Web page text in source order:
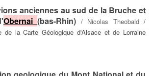
anciennes au sud de la Bruche et
Obernai(bas-Rhin) / Nicolas Theobald/
de la Carte Géologique d'Alsace et de Lorraine